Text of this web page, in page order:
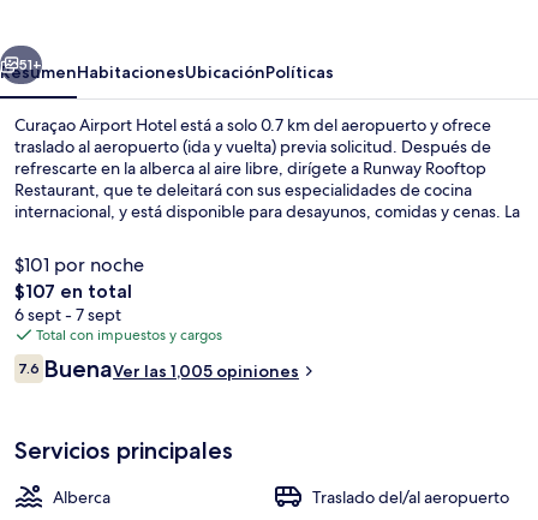
Siguiente
51+
ResumenHabitacionesUbicaciónPolíticas
Curaçao Airport Hotel está a solo 0.7 km del aeropuerto y ofrece
traslado al aeropuerto (ida y vuelta) previa solicitud. Después de
refrescarte en la alberca al aire libre, dirígete a Runway Rooftop
Restaurant, que te deleitará con sus especialidades de cocina
internacional, y está disponible para desayunos, comidas y cenas. La
terraza. A otros visitantes les gusta el personal amable y la condición
en general.
$101 por noche
El
precio
total
es
de
$107 en total
6 sept - 7 sept
Total con impuestos y cargos
Opiniones
7.67.6 de 10,
BuenaVer las 1,005 opiniones
Servicios principales
Alberca
Traslado del/al aeropuerto